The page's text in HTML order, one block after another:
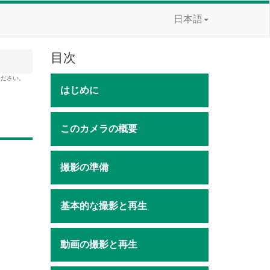
日本語
さい。
目次
はじめに
このカメラの概要
撮影の準備
基本的な撮影と再生
動画の撮影と再生